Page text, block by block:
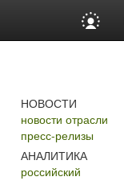
НОВОСТИ
новости отрасли
пресс-релизы
АНАЛИТИКА
российский